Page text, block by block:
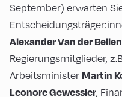
September) erwarten
Alexander Van der Bellen
Regierungsmitglieder,
Arbeitsminister Martin
Leonore Gewessler,